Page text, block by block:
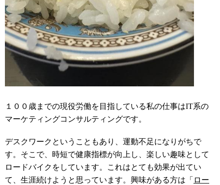
１００歳までの現役労働を目指している私の仕事はIT系の
マーケティングコンサルティングです。
デスクワークということもあり、運動不足になりがちで
す。そこで、時短で健康指標が向上し、楽しい趣味として
ロードバイクをしています。これはとても効果が出てい
て、生涯続けようと思っています。興味がある方は「 ロー